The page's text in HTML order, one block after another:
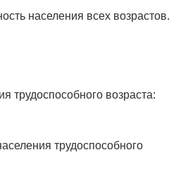
населения всех возрастов.
трудоспособного возраста:
трудоспособного